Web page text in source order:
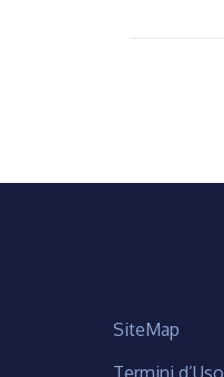
SiteMap
Termini d’Uso